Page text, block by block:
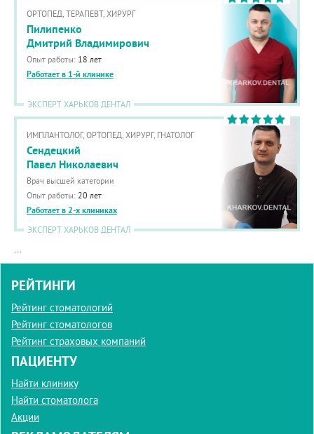
ОРТОПЕД, ТЕРАПЕВТ, ХИРУРГ
Пилипенко
Дмитрий Владимирович
Опыт работы: 18 лет
Работает в 1-й клинике
ЭКСПЕРТ ХАРЬКОВ ДЕНТАЛ
ИМПЛАНТОЛОГ, ОРТОПЕД, ХИРУРГ, ГНАТОЛОГ
Сендецкий
Павел Николаевич
Врач высшей категории
Опыт работы: 20 лет
Работает в 2-х клиниках
ЭКСПЕРТ ХАРЬКОВ ДЕНТАЛ
...
РЕЙТИНГИ
Рейтинг стоматологий
Рейтинг стоматологов
Рейтинг страховых компаний
ПАЦИЕНТУ
Найти клинику
Найти стоматолога
Акции